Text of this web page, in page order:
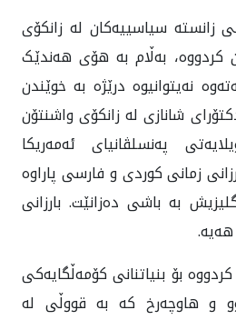
زانستە سیاسییەکان لە زانکۆی
کردووە، بەڵام بە هۆی هەندێک
نەیتوانیوە درێژە بە خوێندن
شانازى لە زانکۆی واشنتۆن
پەنسلڤانیای ئەمه‌ریکا
زمانی کوردی و فارسی پاراوە
بە باشی دەزانێت. بارزانی
هەیە.
بۆ بنیاتنانی کۆمەڵگایەکی
و هاوچەرخ کە بە قووڵی لە